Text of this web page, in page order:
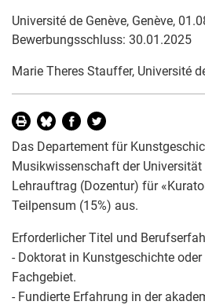
Université de Genève, Genève,
Bewerbungsschluss: 30.01.2025
Marie Theres Stauffer, Université
Das Departement für
Musikwissenschaft der Universität
Lehrauftrag (Dozentur) für
Teilpensum (15%) aus.
Erforderlicher Titel und
- Doktorat in Kunstgeschichte
Fachgebiet.
- Fundierte Erfahrung in der